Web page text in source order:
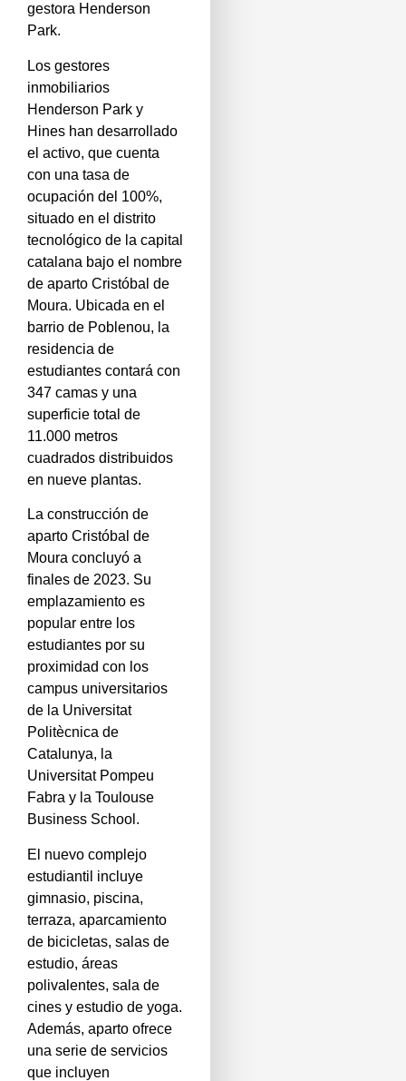
gestora Henderson
Park.
Los gestores
inmobiliarios
Henderson Park y
Hines han desarrollado
el activo, que cuenta
con una tasa de
ocupación del 100%,
situado en el distrito
tecnológico de la capital
catalana bajo el nombre
de aparto Cristóbal de
Moura. Ubicada en el
barrio de Poblenou, la
residencia de
estudiantes contará con
347 camas y una
superficie total de
11.000 metros
cuadrados distribuidos
en nueve plantas.
La construcción de
aparto Cristóbal de
Moura concluyó a
finales de 2023. Su
emplazamiento es
popular entre los
estudiantes por su
proximidad con los
campus universitarios
de la Universitat
Politècnica de
Catalunya, la
Universitat Pompeu
Fabra y la Toulouse
Business School.
El nuevo complejo
estudiantil incluye
gimnasio, piscina,
terraza, aparcamiento
de bicicletas, salas de
estudio, áreas
polivalentes, sala de
cines y estudio de yoga.
Además, aparto ofrece
una serie de servicios
que incluyen